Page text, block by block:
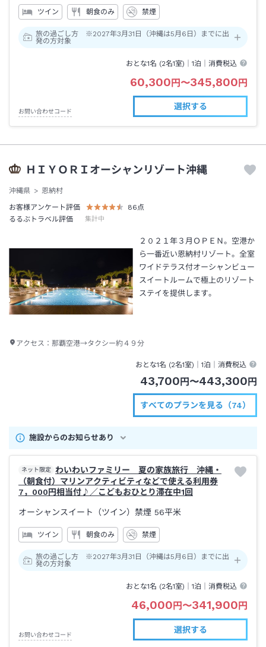
ツイン 朝食のみ 禁煙
旅の過ごし方 ※2027年3月31日（沖縄は5月6日）までに出
発の方対象
おとな1名 (2名1室)｜1泊 ｜消費税込
60,300円〜345,800円
お問い合わせコード
選択する
ＨＩＹＯＲＩオーシャンリゾート沖縄
沖縄県
恩納村
お客様アンケート評価
86点
るるぶトラベル評価
集計中
２０２１年３月ＯＰＥＮ。空港か
ら一番近い恩納村リゾート。全室
ワイドテラス付オーシャンビュー
スイートルームで極上のリゾート
ステイを提供します。
アクセス： 那覇空港→タクシー約４９分
おとな1名 (2名1室)｜1泊 ｜消費税込
43,700円〜443,300円
すべてのプランを見る（74）
施設からのお知らせあり
ネット限定
わいわいファミリー 夏の家族旅行 沖縄・
（朝食付）マリンアクティビティなどで使える利用券
7，000円相当付♪／こどもおひとり滞在中1回
オーシャンスイート（ツイン）禁煙 56平米
ツイン 朝食のみ 禁煙
旅の過ごし方 ※2027年3月31日（沖縄は5月6日）までに出
発の方対象
おとな1名 (2名1室)｜1泊 ｜消費税込
46,000 円 〜341,900 円
お問い合わせコード
選択する